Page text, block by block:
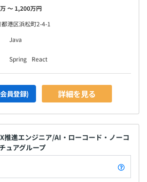
〜 1,200万円
港区浜松町2-4-1
Java
Spring React
員登録) 詳細を見る
推進エンジニア/AI・ローコード・ノーコ
ュアグループ